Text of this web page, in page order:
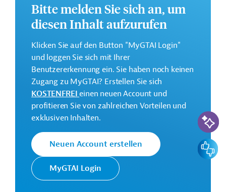
verbessert und ihre Rolle gestärkt werden.
Weitere Informationen zu dem Entwicklungsprojekt
GTAI informiert über dieIDB: Schwerpunkte, Regularien
und praktische Hinweise zur Geschäftsanbahnung.
Gesamtkosten:
0,7 Millionen US-Dollar
Geberbeitrag:
Kontaktadresse
Bitte melden Sie sich an, um
diesen Inhalt aufzurufen
Klicken Sie auf den Button "MyGTAI Login"
und loggen Sie sich mit Ihrer
Benutzererkennung ein. Sie haben noch keinen
Zugang zu MyGTAI? Erstellen Sie sich
KOSTENFREIeinen neuen Account und
profitieren Sie von zahlreichen Vorteilen und
exklusiven Inhalten.
Neuen Account erstellen
MyGTAI Login
KI-